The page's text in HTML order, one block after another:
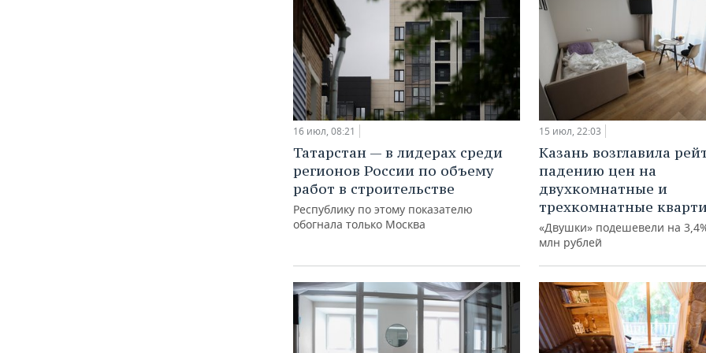
16 июл, 08:21
Татарстан — в лидерах среди
регионов России по объему
работ в строительстве
Республику по этому показателю
обогнала только Москва
15 июл, 22:03
Казань возглавила
падению цен на
двухкомнатные и
трехкомнатные
«Двушки» подешевели на
млн рублей